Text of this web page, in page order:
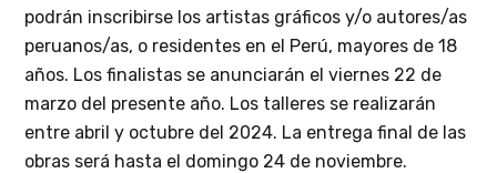
podrán inscribirse los artistas gráficos y/o autores/as
peruanos/as, o residentes en el Perú, mayores de 18
años. Los finalistas se anunciarán el viernes 22 de
marzo del presente año. Los talleres se realizarán
entre abril y octubre del 2024. La entrega final de las
obras será hasta el domingo 24 de noviembre.